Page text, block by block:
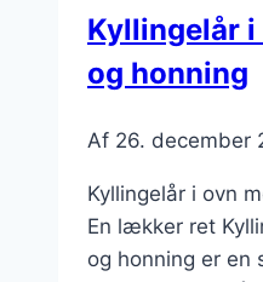
citron
Kyllingelår i
og honning
Af 26. december
Kyllingelår i ovn
En lækker ret
og honning er en